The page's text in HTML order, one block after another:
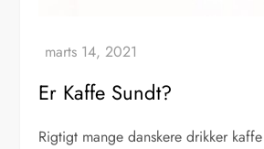
Er Kaffe Sundt?
Rigtigt mange danskere drikker